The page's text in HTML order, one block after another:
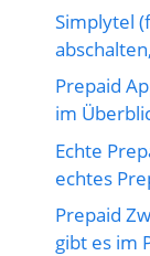
Simplytel
Prepaid
im
Echte
echtes
Prepaid
gibt es im